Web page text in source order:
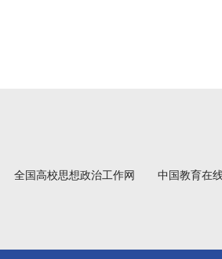
全国高校思想政治工作网
中国教育在